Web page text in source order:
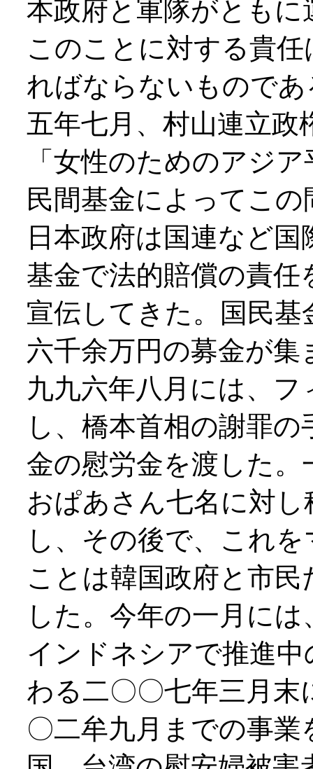
本政府と軍隊がとも
このことに対する貴
ればならないもので
五年七月、村山連立政
「女性のためのアジ
民間基金によってこ
日本政府は国連など
基金で法的賠償の責
宣伝してきた。国民
六千余万円の募金が
九九六年八月には、
し、橋本首相の謝罪
金の慰労金を渡した
おぱあさん七名に対
し、その後で、これ
ことは韓国政府と市
した。今年の一月に
インドネシアで推進
わる二〇〇七年三月
〇二牟九月までの事